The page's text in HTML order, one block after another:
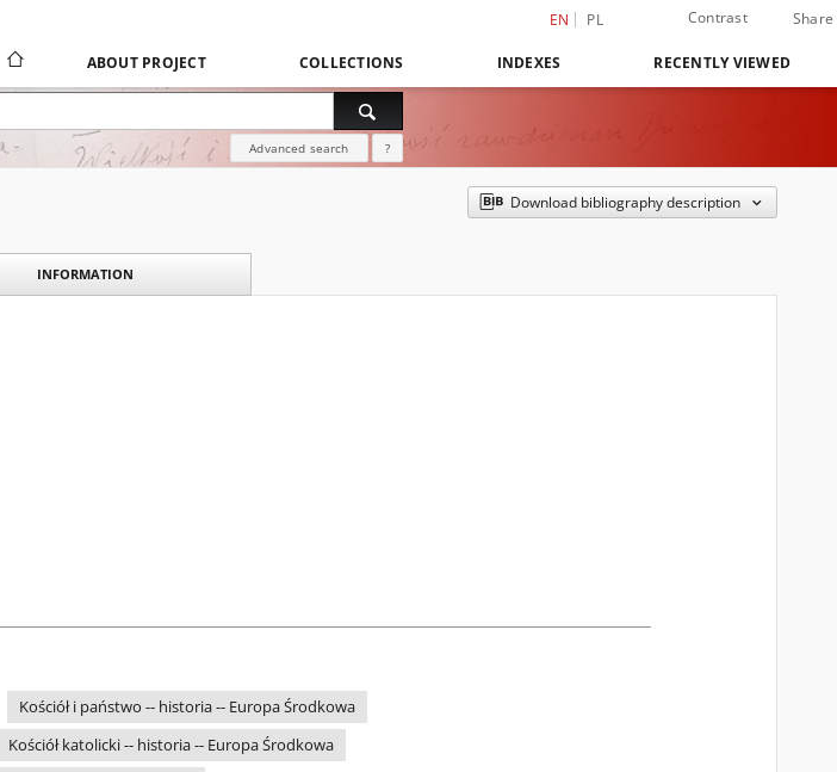
EN PL Contrast Share
ABOUT PROJECT COLLECTIONS INDEXES RECENTLY VIEWED
Advanced search ?
Download bibliography description
INFORMATION
Kościół i państwo -- historia -- Europa Środkowa
Kościół katolicki -- historia -- Europa Środkowa